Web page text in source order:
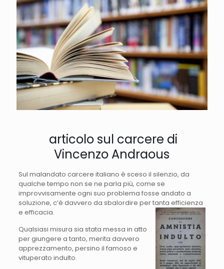
articolo sul carcere di
Vincenzo Andraous
Sul malandato carcere italiano è sceso il silenzio, da
qualche tempo non se ne parla più, come se
improvvisamente ogni suo problema fosse andato a
soluzione, c’è davvero da sbalordire per tanta efficienza
e efficacia.
Qualsiasi misura sia stata messa in atto
per giungere a tanto, merita davvero
apprezzamento, persino il famoso e
vituperato indulto.